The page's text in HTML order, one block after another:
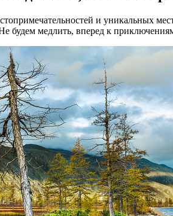
и уникальных
будем медлить, вперед к